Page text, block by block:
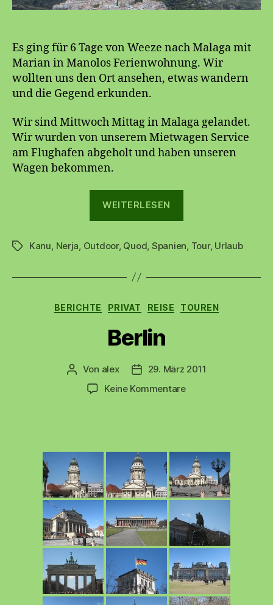
Es ging für 6 Tage von Weeze nach Malaga mit
Marian in Manolos Ferienwohnung. Wir
wollten uns den Ort ansehen, etwas wandern
und die Gegend erkunden.
Wir sind Mittwoch Mittag in Malaga gelandet.
Wir wurden von unserem Mietwagen Service
am Flughafen abgeholt und haben unseren
Wagen bekommen.
WEITERLESEN
Schlagwörter
Kanu Nerja Outdoor, Quod Spanien Tour, Urlaub
Kategorien
BERICHTE PRIVAT REISE TOUREN
Berlin
Beitragsautor
Von alex Beitragsdatum
29. März 2011
Keine Kommentarezu